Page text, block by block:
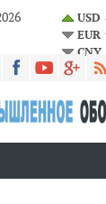
USD
EUR
CNY